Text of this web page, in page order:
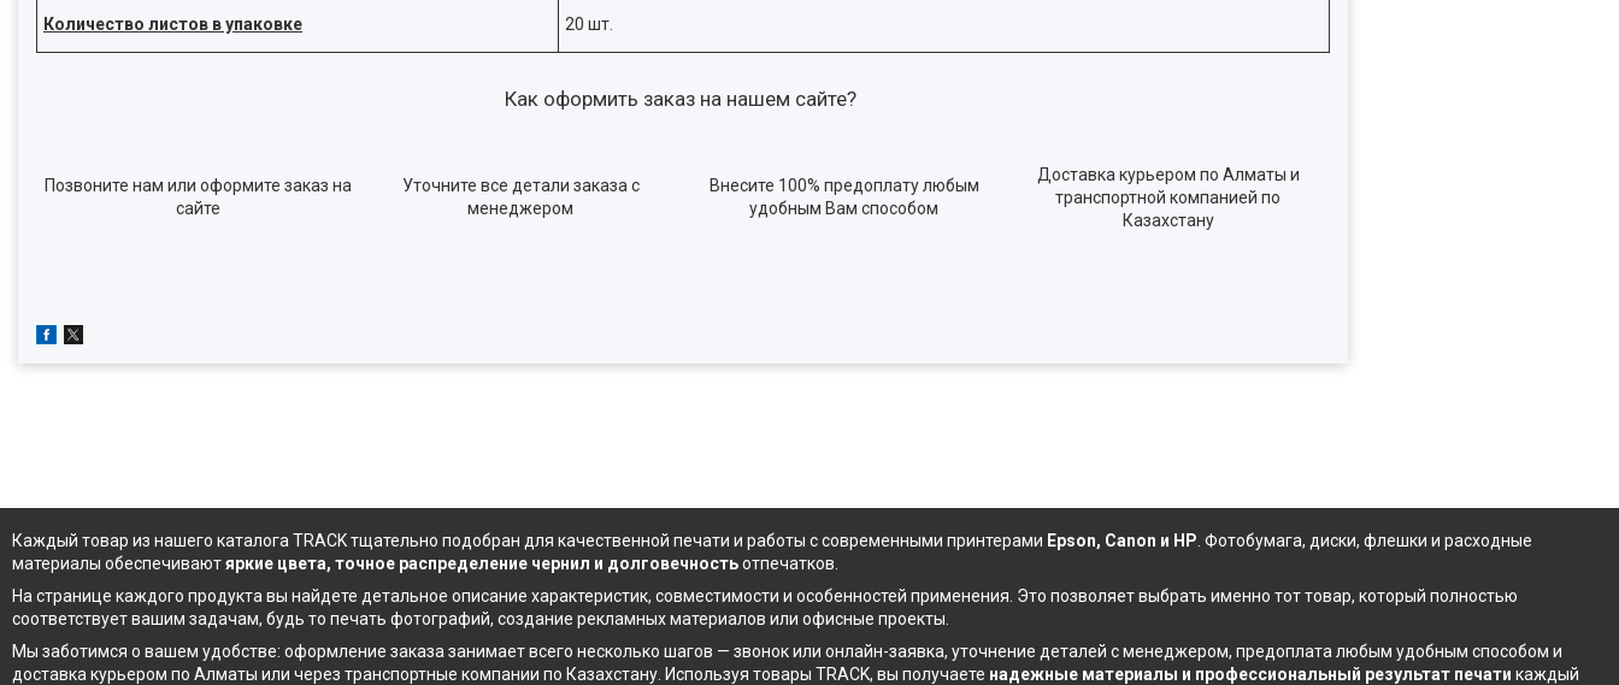
Количество листов в упаковке 20 шт.
Как оформить заказ на нашем сайте?
Позвоните нам или оформите заказ на
сайте
Уточните все детали заказа с
менеджером
Внесите 100% предоплату любым
удобным Вам способом
Доставка курьером по Алматы и
транспортной компанией по
Казахстану
Каждый товар из нашего каталога TRACK тщательно подобран для качественной печати и работы с современными принтерами Epson, Canon и HP Фотобумага, диски, флешки и расходные
материалы обеспечиваютяркие цвета, точное распределение чернил и долговечностьотпечатков.
На странице каждого продукта вы найдете детальное описание характеристик, совместимости и особенностей применения. Это позволяет выбрать именно тот товар, который полностью
соответствует вашим задачам, будь то печать фотографий, создание рекламных материалов или офисные проекты.
Мы заботимся о вашем удобстве: оформление заказа занимает всего несколько шагов — звонок или онлайн-заявка, уточнение деталей с менеджером, предоплата любым удобным способом и
доставка курьером по Алматы или через транспортные компании по Казахстану. Используя товары TRACK, вы получаете надежные материалы и профессиональный результат печати каждый